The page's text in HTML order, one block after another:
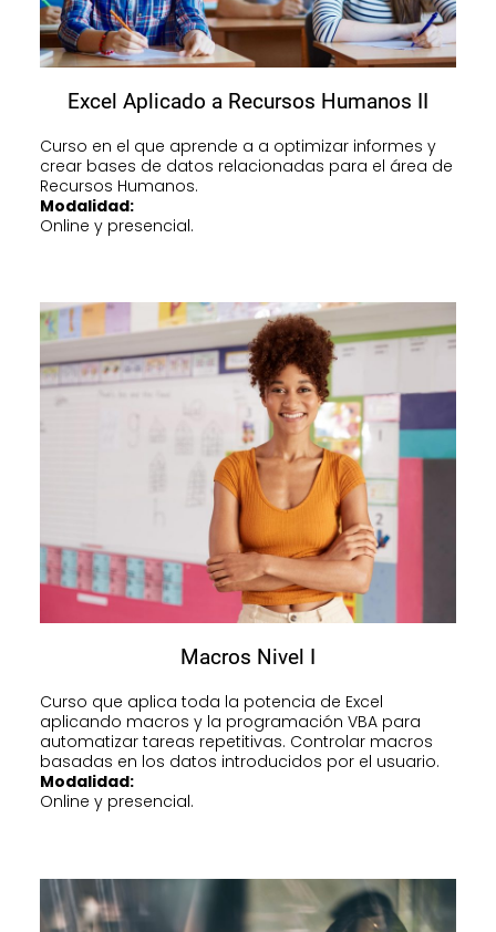
Excel Aplicado a Recursos Humanos II
Curso en el que aprende a a optimizar informes y
crear bases de datos relacionadas para el área de
Recursos Humanos.
Modalidad:
Online y presencial.
Macros Nivel I
Curso que aplica toda la potencia de Excel
aplicando macros y la programación VBA para
automatizar tareas repetitivas. Controlar macros
basadas en los datos introducidos por el usuario.
Modalidad:
Online y presencial.